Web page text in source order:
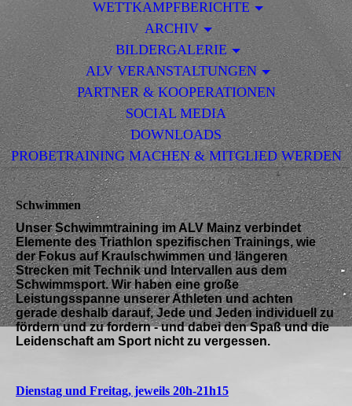
WETTKAMPFBERICHTE
ARCHIV
BILDERGALERIE
ALV VERANSTALTUNGEN
PARTNER & KOOPERATIONEN
SOCIAL MEDIA
DOWNLOADS
PROBETRAINING MACHEN & MITGLIED WERDEN
Schwimmen
Unser Schwimmtraining im ALV Mainz verbindet
Elemente des Triathlon spezifischen Trainings, wie
der Fokus auf Kraulschwimmen und längeren
Strecken mit Technik und Intervallen aus dem
Schwimmsport. Wir haben eine große
Leistungsspanne unserer Athleten und achten
gerade deshalb darauf, Jede und Jeden individuell zu
fördern und zu fordern - und dabei den Spaß und die
Leidenschaft am Sport nicht zu vergessen.
Dienstag und Freitag, jeweils 20h-21h15